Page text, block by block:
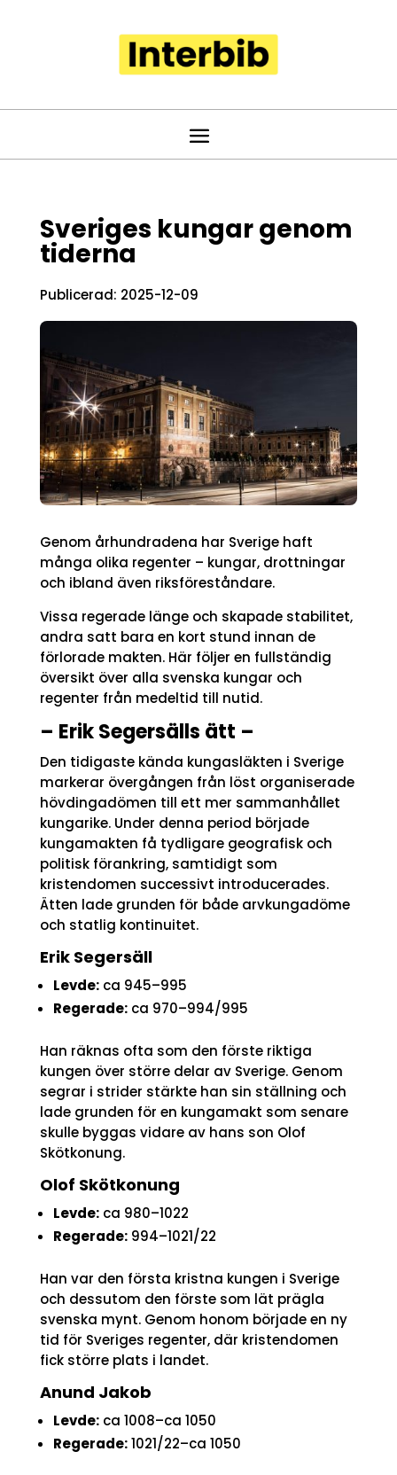
Sveriges kungar genom
tiderna
Publicerad: 2025-12-09
Genom århundradena har Sverige haft
många olika regenter – kungar, drottningar
och ibland även riksföreståndare.
Vissa regerade länge och skapade stabilitet,
andra satt bara en kort stund innan de
förlorade makten. Här följer en fullständig
översikt över alla svenska kungar och
regenter från medeltid till nutid.
– Erik Segersälls ätt –
Den tidigaste kända kungasläkten i Sverige
markerar övergången från löst organiserade
hövdingadömen till ett mer sammanhållet
kungarike. Under denna period började
kungamakten få tydligare geografisk och
politisk förankring, samtidigt som
kristendomen successivt introducerades.
Ätten lade grunden för både arvkungadöme
och statlig kontinuitet.
Erik Segersäll
Levde:ca 945–995
Regerade:ca 970–994/995
Han räknas ofta som den förste riktiga
kungen över större delar av Sverige. Genom
segrar i strider stärkte han sin ställning och
lade grunden för en kungamakt som senare
skulle byggas vidare av hans son Olof
Skötkonung.
Olof Skötkonung
Levde:ca 980–1022
Regerade:994–1021/22
Han var den första kristna kungen i Sverige
och dessutom den förste som lät prägla
svenska mynt. Genom honom började en ny
tid för Sveriges regenter, där kristendomen
fick större plats i landet.
Anund Jakob
Levde:ca 1008–ca 1050
Regerade:1021/22–ca 1050